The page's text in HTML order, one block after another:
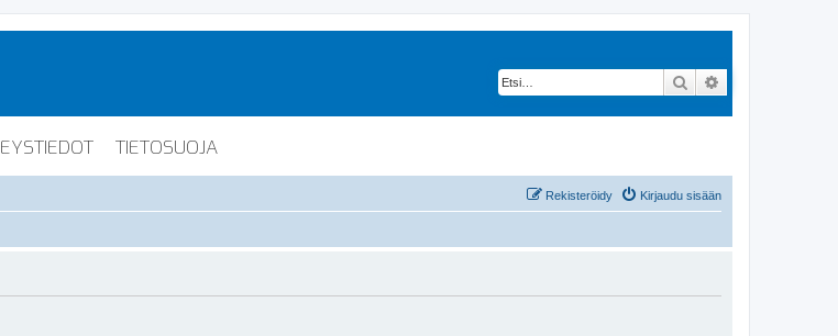
Etsi
TIETOSUOJA
Kirjaudu sisään
Rekisteröidy